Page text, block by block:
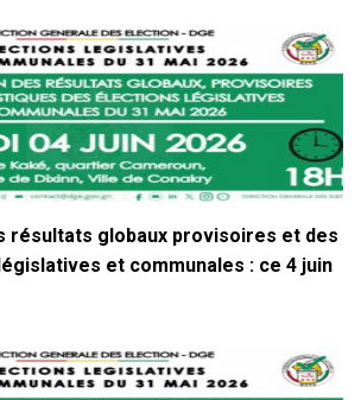
résultats globaux provisoires et des
et communales : ce 4 juin